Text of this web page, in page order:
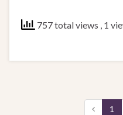
757 total views , 1
1